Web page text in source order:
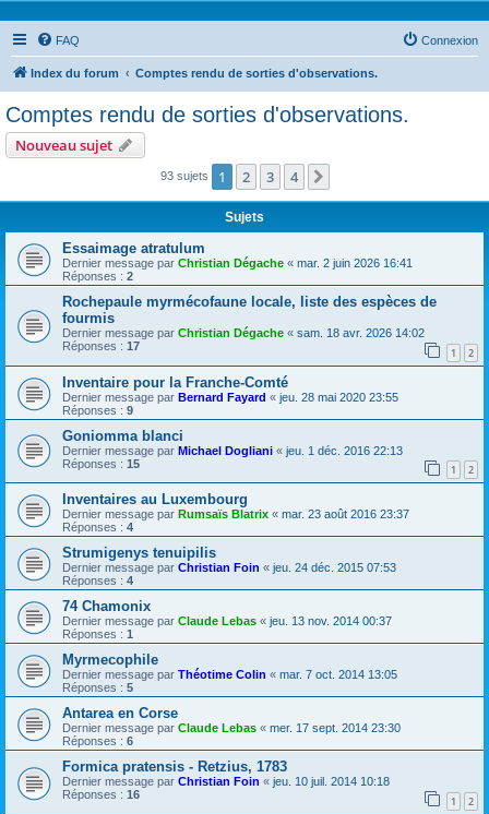
FAQ Connexion
Index du forum Comptes rendu de sorties d'observations.
Comptes rendu de sorties d'observations.
Nouveau sujet
93 sujets 1 2 3 4
Sujets
Essaimage atratulum
Dernier message par Christian Dégache « mar. 2 juin 2026 16:41
Réponses : 2
Rochepaule myrmécofaune locale, liste des espèces de
fourmis
Dernier message par Christian Dégache « sam. 18 avr. 2026 14:02
Réponses : 17 1 2
Inventaire pour la Franche-Comté
Dernier message par Bernard Fayard « jeu. 28 mai 2020 23:55
Réponses : 9
Goniomma blanci
Dernier message par Michael Dogliani « jeu. 1 déc. 2016 22:13
Réponses : 15 1 2
Inventaires au Luxembourg
Dernier message par Rumsaïs Blatrix « mar. 23 août 2016 23:37
Réponses : 4
Strumigenys tenuipilis
Dernier message par Christian Foin « jeu. 24 déc. 2015 07:53
Réponses : 4
74 Chamonix
Dernier message par Claude Lebas « jeu. 13 nov. 2014 00:37
Réponses : 1
Myrmecophile
Dernier message par Théotime Colin « mar. 7 oct. 2014 13:05
Réponses : 5
Antarea en Corse
Dernier message par Claude Lebas « mer. 17 sept. 2014 23:30
Réponses : 6
Formica pratensis - Retzius, 1783
Dernier message par Christian Foin « jeu. 10 juil. 2014 10:18
Réponses : 16 1 2